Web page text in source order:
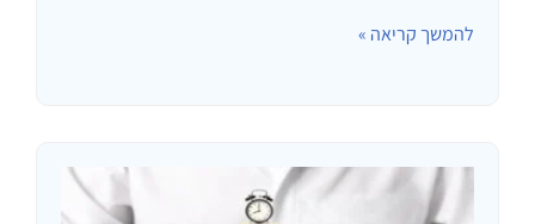
הפעם השאלה הייתה: אנו גרים בדירה שלנו ללא משכנתא.
להמשך קריאה »